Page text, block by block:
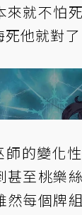
來就不怕
他就對了
師的變化
甚至桃樂
然每個牌